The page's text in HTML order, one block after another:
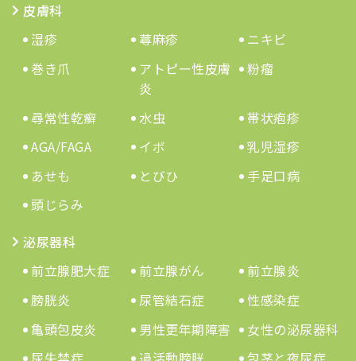
皮膚科
湿疹
蕁麻疹
ニキビ
巻き爪
アトピー性皮膚
炎
粉瘤
尋常性乾癬 水虫
帯状疱疹
AGA/FAGA
イボ
乳児湿疹
あせも
とびひ
手足口病
頭じらみ
泌尿器科
前立腺肥大症
前立腺がん
前立腺炎
膀胱炎
尿管結石症
性感染症
亀頭包皮炎
男性更年期障害
女性の泌尿器科